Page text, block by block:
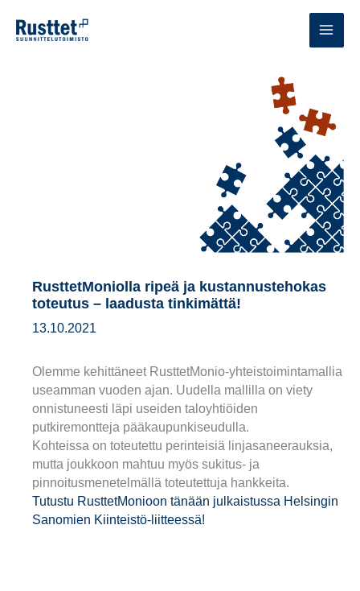
sisältöön
RusttetMoniolla ripeä ja kustannustehokas
toteutus – laadusta tinkimättä!
13.10.2021
Olemme kehittäneet RusttetMonio-yhteistoimintamallia
useamman vuoden ajan. Uudella mallilla on viety
onnistuneesti läpi useiden taloyhtiöiden
putkiremontteja pääkaupunkiseudulla.
Kohteissa on toteutettu perinteisiä linjasaneerauksia,
mutta joukkoon mahtuu myös sukitus- ja
pinnoitusmenetelmällä toteutettuja hankkeita.
Tutustu RusttetMonioon tänään julkaistussa Helsingin
Sanomien Kiinteistö-liitteessä!